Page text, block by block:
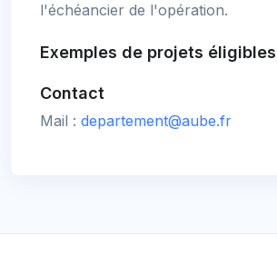
l'échéancier de l'opération.
Exemples de projets éligibles
Contact
Mail : departement@aube.fr